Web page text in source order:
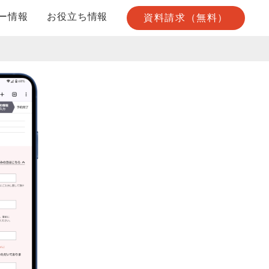
情報 お役立ち情報 資料請求（無料）